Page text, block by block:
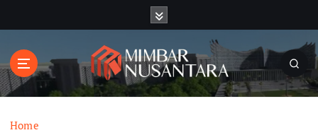
t
o
Home